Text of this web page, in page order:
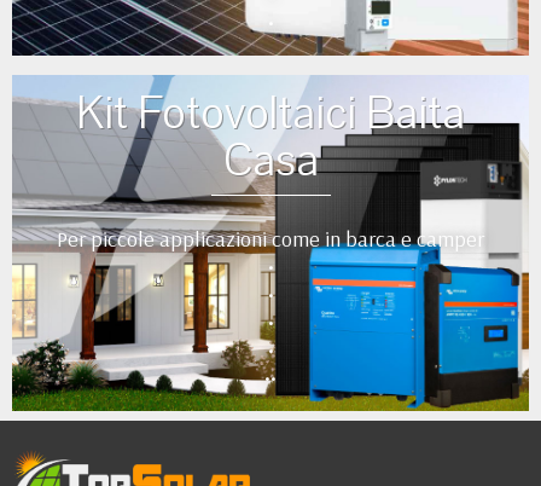
•
Kit Fotovoltaici Baita
Casa
Per piccole applicazioni come in barca e camper
•
•
•
•
••